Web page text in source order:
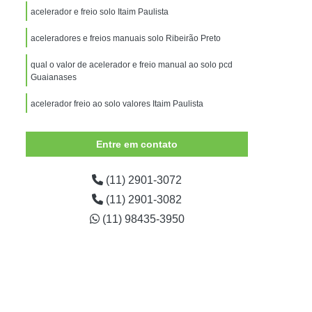
Adaptação de Veículos para Deficientes
Deficientes Físicos
com Mobilidade Reduzida
Pessoas com Nanismo
Adaptação Veículo Deficiente Físico
Adaptação Veicular Deficientes
Veicular Pcd Universal
Veicular Universal Deficientes
acelerador e freio solo Itaim Paulista
aceleradores e freios manuais solo Ribeirão Preto
qual o valor de acelerador e freio manual ao solo pcd
Guaianases
acelerador freio ao solo valores Itaim Paulista
Entre em contato
(11) 2901-3072
(11) 2901-3082
(11) 98435-3950